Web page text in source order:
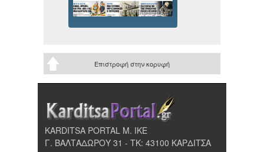
Επιστροφή στην κορυφή
KARDITSA PORTAL Μ. ΙΚΕ
Γ. ΒΑΛΤΑΔΩΡΟΥ 31 - ΤΚ: 43100 ΚΑΡΔΙΤΣΑ